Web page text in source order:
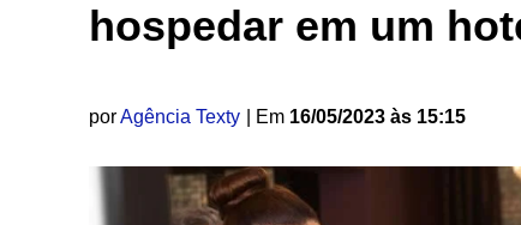
hospedar em um
porAgência Texty | Em 16/05/2023 às 15:15